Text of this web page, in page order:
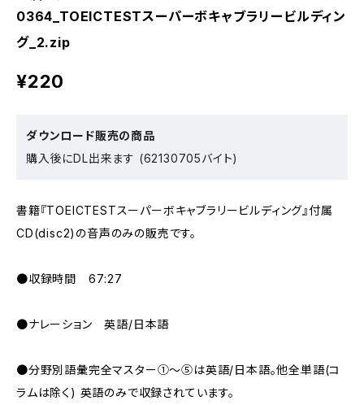
0364_TOEICTESTスーパーボキャブラリービルディン
グ_2.zip
¥220
ダウンロード販売の商品
購入後にDL出来ます (62130705バイト)
書籍『TOEICTESTスーパーボキャブラリービルディング』付属
CD(disc2)の音声のみの販売です。
●収録時間 67:27
●ナレーション 英語/日本語
●分野別語彙完全マスター①～⑤は英語/日本語。他全単語(コ
ラムは除く) 英語のみで収録されています。